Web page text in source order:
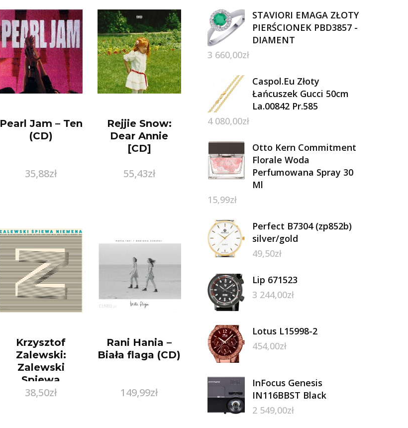
Pearl Jam – Ten
(CD)
35,88zł
Rejjie Snow:
Dear Annie
[CD]
55,43zł
Krzysztof
Zalewski:
Zalewski
Spiewa
Niemena [CD]
38,50zł
Rani Hania –
Biała flaga (CD)
149,99zł
STAVIORI EMAGA ZŁOTY
PIERŚCIONEK PBD3857 -
DIAMENT
3 660,00zł
Caspol.Eu Złoty
Łańcuszek Gucci 50cm
La.00842 Pr.585
4 080,00zł
Otto Kern Commitment
Florale Woda
Perfumowana Spray 30
Ml
15,99zł
Perfect B7304 (zp852b)
silver/gold
49,50zł
Lip 671523
3 244,00zł
Lotus L15998-2
454,00zł
InFocus Genesis
IN116BBST Black
2 549,00zł